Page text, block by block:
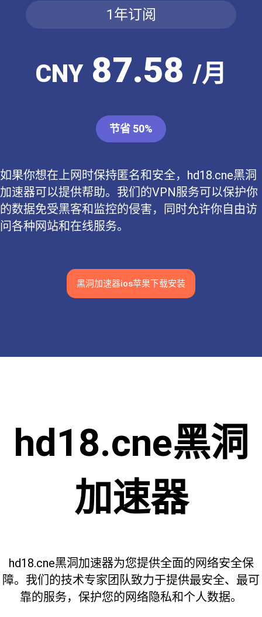
1年订阅
CNY87.58 /月
节省 50%
如果你想在上网时保持匿名和安全，hd18.cne黑洞
加速器可以提供帮助。我们的VPN服务可以保护你
的数据免受黑客和监控的侵害，同时允许你自由访
问各种网站和在线服务。
黑洞加速器ios苹果下载安装
hd18.cne黑洞
加速器
hd18.cne黑洞加速器为您提供全面的网络安全保
障。我们的技术专家团队致力于提供最安全、最可
靠的服务，保护您的网络隐私和个人数据。